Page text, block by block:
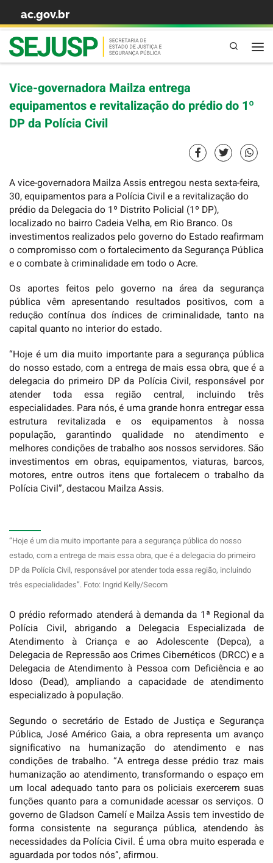
Skip to content
ac.gov.br
Pesquisa
Vice-governadora Mailza entrega
equipamentos e revitalização do prédio do 1º
DP da Polícia Civil
A vice-governadora Mailza Assis entregou nesta sexta-feira,
30, equipamentos para a Polícia Civil e a revitalização do
prédio da Delegacia do 1º Distrito Policial (1º DP),
localizado no bairro Cadeia Velha, em Rio Branco. Os
investimentos realizados pelo governo do Estado reafirmam
o compromisso com o fortalecimento da Segurança Pública
e o combate à criminalidade em todo o Acre.
Os aportes feitos pelo governo na área da segurança
pública vêm apresentando resultados positivos, com a
redução contínua dos índices de criminalidade, tanto na
capital quanto no interior do estado.
“Hoje é um dia muito importante para a segurança pública
do nosso estado, com a entrega de mais essa obra, que é a
delegacia do primeiro DP da Polícia Civil, responsável por
atender toda essa região central, incluindo três
especialidades. Para nós, é uma grande honra entregar essa
estrutura revitalizada e os equipamentos à nossa
população, garantindo qualidade no atendimento e
melhores condições de trabalho aos nossos servidores. São
investimentos em obras, equipamentos, viaturas, barcos,
motores, entre outros itens que fortalecem o trabalho da
Polícia Civil”, destacou Mailza Assis.
“Hoje é um dia muito importante para a segurança pública do nosso
estado, com a entrega de mais essa obra, que é a delegacia do primeiro
DP da Polícia Civil, responsável por atender toda essa região, incluindo
três especialidades”. Foto: Ingrid Kelly/Secom
O prédio reformado atenderá à demanda da 1ª Regional da
Polícia Civil, abrigando a Delegacia Especializada de
Atendimento à Criança e ao Adolescente (Depca), a
Delegacia de Repressão aos Crimes Cibernéticos (DRCC) e a
Delegacia de Atendimento à Pessoa com Deficiência e ao
Idoso (Dead), ampliando a capacidade de atendimento
especializado à população.
Segundo o secretário de Estado de Justiça e Segurança
Pública, José Américo Gaia, a obra representa um avanço
significativo na humanização do atendimento e nas
condições de trabalho. “A entrega desse prédio traz mais
humanização ao atendimento, transformando o espaço em
um local adequado tanto para os policiais exercerem suas
funções quanto para a comunidade acessar os serviços. O
governo de Gladson Camelí e Mailza Assis tem investido de
forma consistente na segurança pública, atendendo às
necessidades da Polícia Civil. É uma obra muito esperada e
aguardada por todos nós”, afirmou.